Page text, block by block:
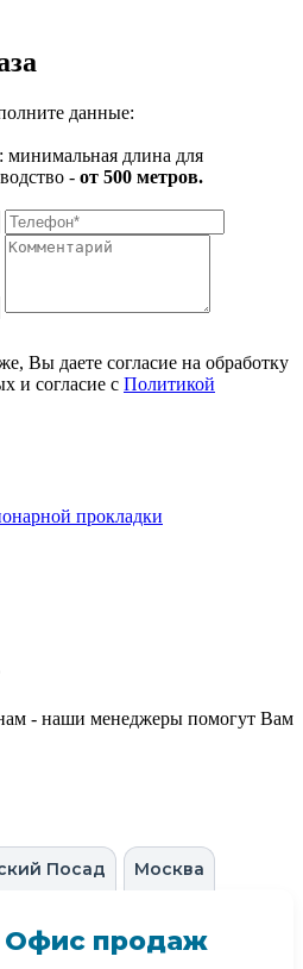
данные:
длина для
- от 500 метров.
Вы даете согласие на обработку
и согласие с Политикой
прокладки
- наши менеджеры помогут Вам
Посад Москва
Офис продаж